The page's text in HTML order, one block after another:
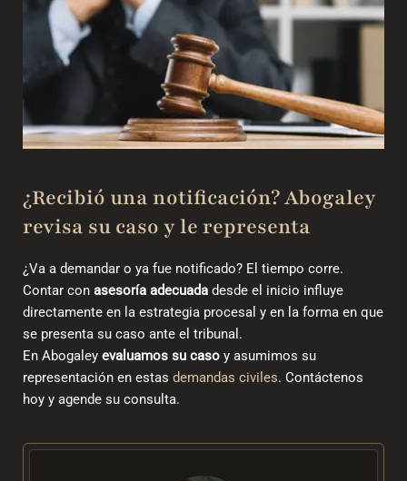
¿Recibió una notificación? Abogaley
revisa su caso y le representa
¿Va a demandar o ya fue notificado? El tiempo corre.
Contar con asesoría adecuada desde el inicio influye
directamente en la estrategia procesal y en la forma en que
se presenta su caso ante el tribunal.
En Abogaley evaluamos su caso y asumimos su
representación en estas demandas civiles. Contáctenos
hoy y agende su consulta.